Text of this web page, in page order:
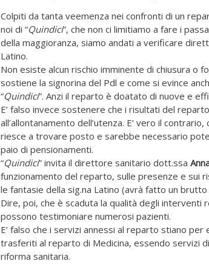
Colpiti da tanta veemenza nei confronti di un
noi di “Quindici”, che non ci limitiamo a fare i
della maggioranza, siamo andati a verificare
Latino.
Non esiste alcun rischio imminente di chiusura o
sostiene la signorina del Pdl e come si evince
“Quindici”. Anzi il reparto è doatato di nuove e
E’ falso invece sostenere che i risultati del
all’allontanamento dell’utenza. E’ vero il
riesce a trovare posto e sarebbe necessario
paio di pensionamenti.
“Quindici” invita il direttore sanitario dott.ssa
funzionamento del reparto, sulle presenze e sui
le fantasie della sig.na Latino (avrà fatto un brutto
Dire, poi, che è scaduta la qualità degli
possono testimoniare numerosi pazienti.
E’ falso che i servizi annessi al reparto stiano per
trasferiti al reparto di Medicina, essendo servizi
riforma sanitaria.